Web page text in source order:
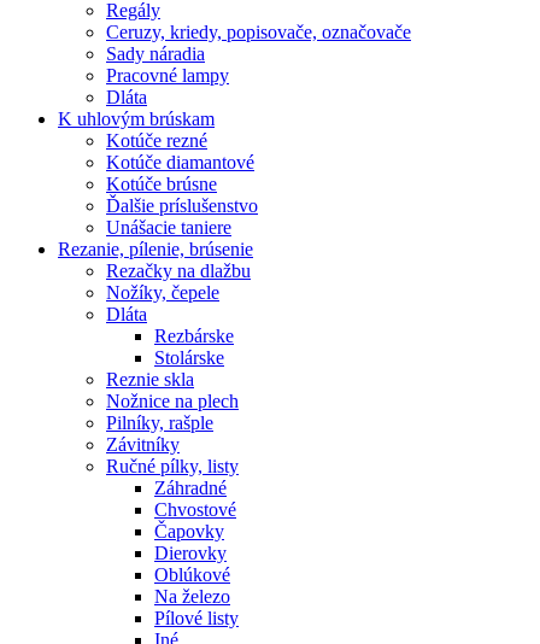
Regály
Ceruzy, kriedy, popisovače, označovače
Sady náradia
Pracovné lampy
Dláta
K uhlovým brúskam
Kotúče rezné
Kotúče diamantové
Kotúče brúsne
Ďalšie príslušenstvo
Unášacie taniere
Rezanie, pílenie, brúsenie
Rezačky na dlažbu
Nožíky, čepele
Dláta
Rezbárske
Stolárske
Reznie skla
Nožnice na plech
Pilníky, rašple
Závitníky
Ručné pílky, listy
Záhradné
Chvostové
Čapovky
Dierovky
Oblúkové
Na železo
Pílové listy
Iné